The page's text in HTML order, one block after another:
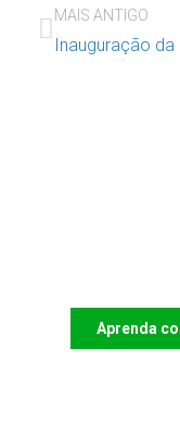
MAIS ANTIGO
Aprenda